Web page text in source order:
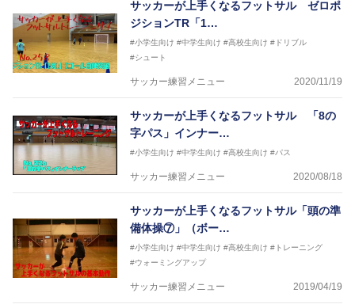
サッカーが上手くなるフットサル ゼロポ
ジションTR「1…
#小学生向け #中学生向け #高校生向け #ドリブル
#シュート
サッカー練習メニュー 2020/11/19
サッカーが上手くなるフットサル 「8の
字パス」インナー…
#小学生向け #中学生向け #高校生向け #パス
サッカー練習メニュー 2020/08/18
サッカーが上手くなるフットサル「頭の準
備体操⑦」（ボー…
#小学生向け #中学生向け #高校生向け #トレーニング
#ウォーミングアップ
サッカー練習メニュー 2019/04/19